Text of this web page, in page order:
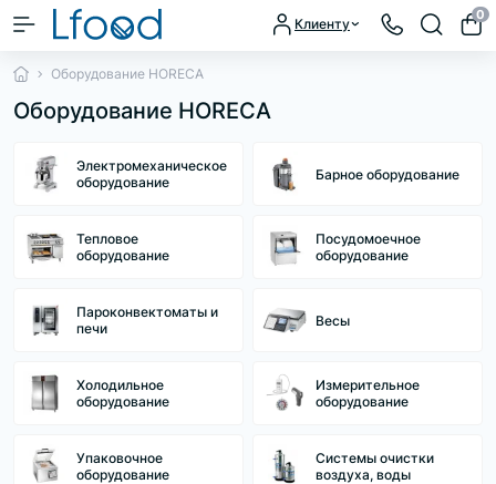
Клиенту
0
Оборудование HORECA
Оборудование HORECA
Электромеханическое
оборудование
Барное оборудование
Тепловое
оборудование
Посудомоечное
оборудование
Пароконвектоматы и
печи
Весы
Холодильное
оборудование
Измерительное
оборудование
Упаковочное
оборудование
Системы очистки
воздуха, воды